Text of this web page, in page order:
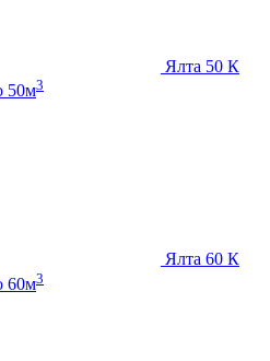
Ялта 50 К
50м3
Ялта 60 К
60м3